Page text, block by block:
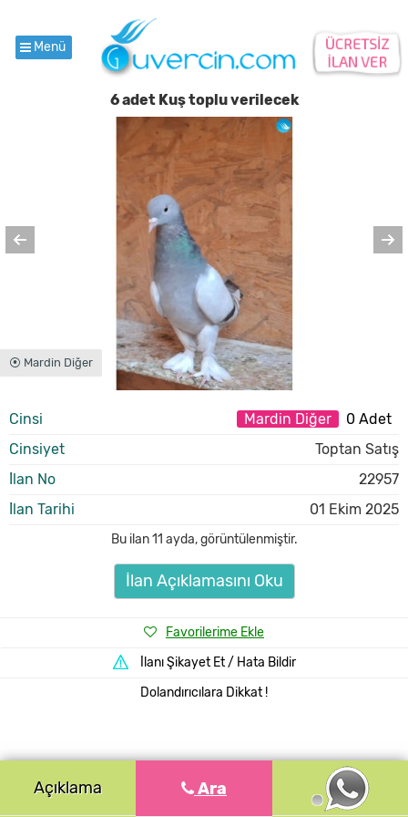
Menü
6 adet Kuş toplu verilecek
⦿ Mardin Diğer
Cinsi Mardin Diğer
0 Adet
Cinsiyet
Toptan Satış
İlan No
22957
İlan Tarihi
01 Ekim 2025
Bu ilan11 ayda,görüntülenmiştir.
İlan Açıklamasını Oku
Favorilerime Ekle
İlanı Şikayet Et / Hata Bildir
Dolandırıcılara Dikkat !
Açıklama Ara